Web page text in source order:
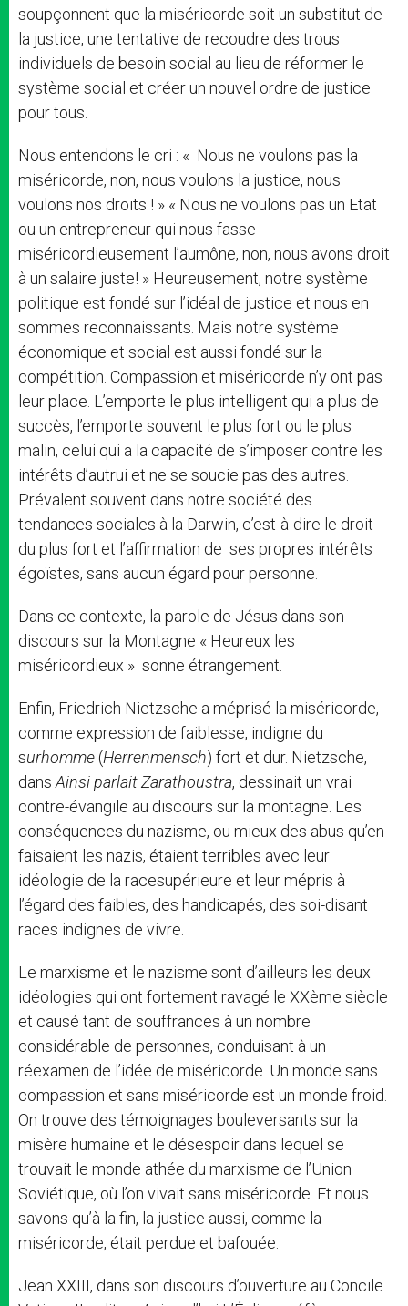
soupçonnent que la miséricorde soit un substitut de
la justice, une tentative de recoudre des trous
individuels de besoin social au lieu de réformer le
système social et créer un nouvel ordre de justice
pour tous.
Nous entendons le cri : « Nous ne voulons pas la
miséricorde, non, nous voulons la justice, nous
voulons nos droits ! » « Nous ne voulons pas un Etat
ou un entrepreneur qui nous fasse
miséricordieusement l’aumône, non, nous avons droit
à un salaire juste! » Heureusement, notre système
politique est fondé sur l’idéal de justice et nous en
sommes reconnaissants. Mais notre système
économique et social est aussi fondé sur la
compétition. Compassion et miséricorde n’y ont pas
leur place. L’emporte le plus intelligent qui a plus de
succès, l’emporte souvent le plus fort ou le plus
malin, celui qui a la capacité de s’imposer contre les
intérêts d’autrui et ne se soucie pas des autres.
Prévalent souvent dans notre société des
tendances sociales à la Darwin, c’est-à-dire le droit
du plus fort et l’affirmation de ses propres intérêts
égoïstes, sans aucun égard pour personne.
Dans ce contexte, la parole de Jésus dans son
discours sur la Montagne « Heureux les
miséricordieux » sonne étrangement.
Enfin, Friedrich Nietzsche a méprisé la miséricorde,
comme expression de faiblesse, indigne du
surhomme (Herrenmensch) fort et dur. Nietzsche,
dans Ainsi parlait Zarathoustra, dessinait un vrai
contre-évangile au discours sur la montagne. Les
conséquences du nazisme, ou mieux des abus qu’en
faisaient les nazis, étaient terribles avec leur
idéologie de la racesupérieure et leur mépris à
l’égard des faibles, des handicapés, des soi-disant
races indignes de vivre.
Le marxisme et le nazisme sont d’ailleurs les deux
idéologies qui ont fortement ravagé le XXème siècle
et causé tant de souffrances à un nombre
considérable de personnes, conduisant à un
réexamen de l’idée de miséricorde. Un monde sans
compassion et sans miséricorde est un monde froid.
On trouve des témoignages bouleversants sur la
misère humaine et le désespoir dans lequel se
trouvait le monde athée du marxisme de l’Union
Soviétique, où l’on vivait sans miséricorde. Et nous
savons qu’à la fin, la justice aussi, comme la
miséricorde, était perdue et bafouée.
Jean XXIII, dans son discours d’ouverture au Concile